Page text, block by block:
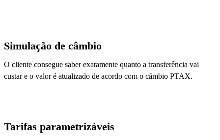
Simulação de câmbio
O cliente consegue saber exatamente quanto a transferência vai
custar e o valor é atualizado de acordo com o câmbio PTAX.
Tarifas parametrizáveis